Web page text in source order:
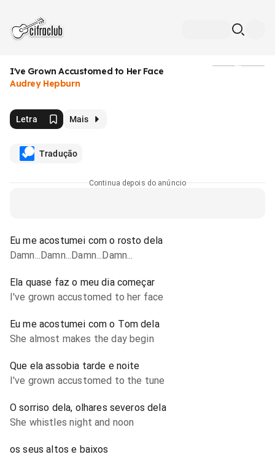
I've Grown Accustomed to Her Face
Audrey Hepburn
Letra Mais
Tradução
Continua depois do anúncio
Eu me acostumei com o rosto dela
Damn...Damn...Damn...Damn...
Ela quase faz o meu dia começar
I've grown accustomed to her face
Eu me acostumei com o Tom dela
She almost makes the day begin
Que ela assobia tarde e noite
I've grown accustomed to the tune
O sorriso dela, olhares severos dela
She whistles night and noon
os seus altos e baixos